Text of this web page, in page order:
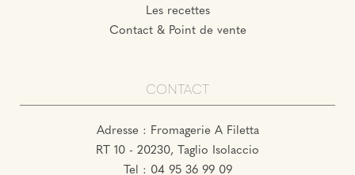
Les recettes
Contact & Point de vente
CONTACT
Adresse : Fromagerie A Filetta
RT 10 - 20230, Taglio Isolaccio
Tel : 04 95 36 99 09